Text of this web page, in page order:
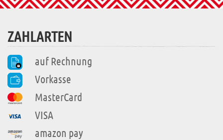
ZAHLARTEN
auf Rechnung
Vorkasse
MasterCard
VISA
amazon pay